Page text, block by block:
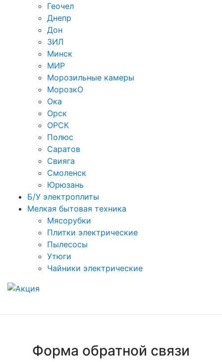
Геочел
Днепр
Дон
ЗИЛ
Минск
МИР
Морозильные камеры
МорозкО
Ока
Орск
ОРСК
Полюс
Саратов
Свияга
Смоленск
Юрюзань
Б/У электроплиты
Мелкая бытовая техника
Мясорубки
Плитки электрические
Пылесосы
Утюги
Чайники электрические
Форма обратной связи